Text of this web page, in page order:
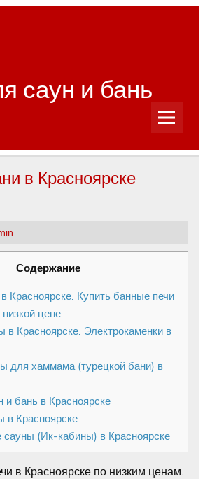
саун и бань
в Красноярске
Содержание
Красноярске. Купить банные печи
цене
в Красноярске. Электрокаменки в
для хаммама (турецкой бани) в
и бань в Красноярске
в Красноярске
(Ик-кабины) в Красноярске
в Красноярске по низким ценам.